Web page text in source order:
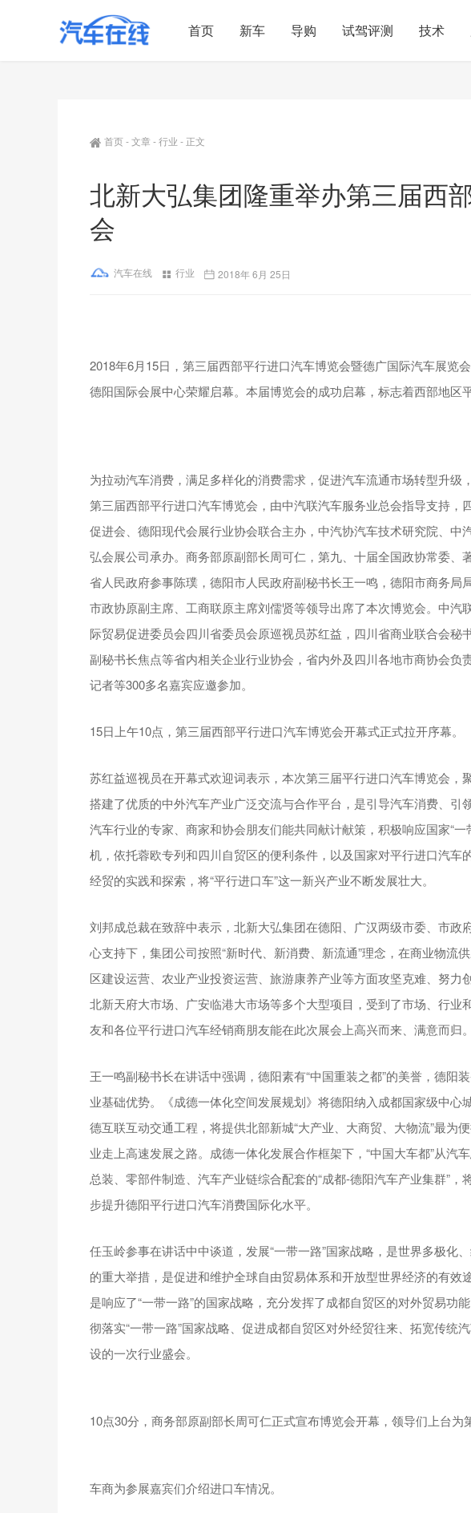
首页 新车 导购 试驾评测 技术
首页-文章-行业 - 正文
北新大弘集团隆重举办第三届西
会
汽车在线 行业 2018年 6月 25日
2018年6月15日，第三届西部平行进口汽车博览会暨德广国际汽车展览
德阳国际会展中心荣耀启幕。本届博览会的成功启幕，标志着西部地区
为拉动汽车消费，满足多样化的消费需求，促进汽车流通市场转型升级
第三届西部平行进口汽车博览会，由中汽联汽车服务业总会指导支持，
促进会、德阳现代会展行业协会联合主办，中汽协汽车技术研究院、中
弘会展公司承办。商务部原副部长周可仁，第九、十届全国政协常委、
省人民政府参事陈璞，德阳市人民政府副秘书长王一鸣，德阳市商务局
市政协原副主席、工商联原主席刘儒贤等领导出席了本次博览会。中汽
际贸易促进委员会四川省委员会原巡视员苏红益，四川省商业联合会秘
副秘书长焦点等省内相关企业行业协会，省内外及四川各地市商协会负
记者等300多名嘉宾应邀参加。
15日上午10点，第三届西部平行进口汽车博览会开幕式正式拉开序幕。
苏红益巡视员在开幕式欢迎词表示，本次第三届平行进口汽车博览会，
搭建了优质的中外汽车产业广泛交流与合作平台，是引导汽车消费、引
汽车行业的专家、商家和协会朋友们能共同献计献策，积极响应国家“
机，依托蓉欧专列和四川自贸区的便利条件，以及国家对平行进口汽车
经贸的实践和探索，将“平行进口车”这一新兴产业不断发展壮大。
刘邦成总裁在致辞中表示，北新大弘集团在德阳、广汉两级市委、市政
心支持下，集团公司按照“新时代、新消费、新流通”理念，在商业物流
区建设运营、农业产业投资运营、旅游康养产业等方面攻坚克难、努力
北新天府大市场、广安临港大市场等多个大型项目，受到了市场、行业
友和各位平行进口汽车经销商朋友能在此次展会上高兴而来、满意而归。
王一鸣副秘书长在讲话中强调，德阳素有“中国重装之都”的美誉，德阳
业基础优势。《成德一体化空间发展规划》将德阳纳入成都国家级中心
德互联互动交通工程，将提供北部新城“大产业、大商贸、大物流”最为
业走上高速发展之路。成德一体化发展合作框架下，“中国大车都”从汽
总装、零部件制造、汽车产业链综合配套的“成都-德阳汽车产业集群”
步提升德阳平行进口汽车消费国际化水平。
任玉岭参事在讲话中中谈道，发展“一带一路”国家战略，是世界多极化
的重大举措，是促进和维护全球自由贸易体系和开放型世界经济的有效
是响应了“一带一路”的国家战略，充分发挥了成都自贸区的对外贸易功
彻落实“一带一路”国家战略、促进成都自贸区对外经贸往来、拓宽传统
设的一次行业盛会。
10点30分，商务部原副部长周可仁正式宣布博览会开幕，领导们上台为
车商为参展嘉宾们介绍进口车情况。